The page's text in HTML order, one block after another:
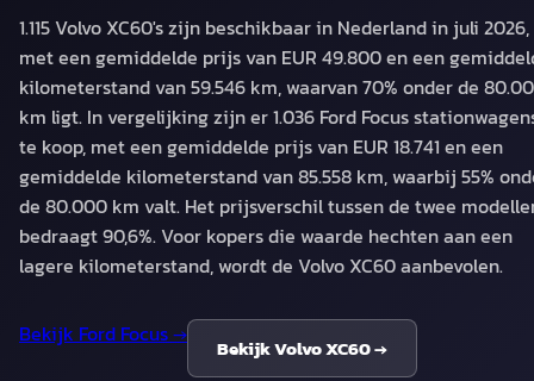
1.115 Volvo XC60's zijn beschikbaar in Nederland in juli 2026,
met een gemiddelde prijs van EUR 49.800 en een
kilometerstand van 59.546 km, waarvan 70% onder de
km ligt. In vergelijking zijn er 1.036 Ford Focus
te koop, met een gemiddelde prijs van EUR 18.741 en een
gemiddelde kilometerstand van 85.558 km, waarbij 55%
de 80.000 km valt. Het prijsverschil tussen de twee
bedraagt 90,6%. Voor kopers die waarde hechten aan een
lagere kilometerstand, wordt de Volvo XC60 aanbevolen.
Bekijk Ford Focus→
BekijkVolvo XC60→